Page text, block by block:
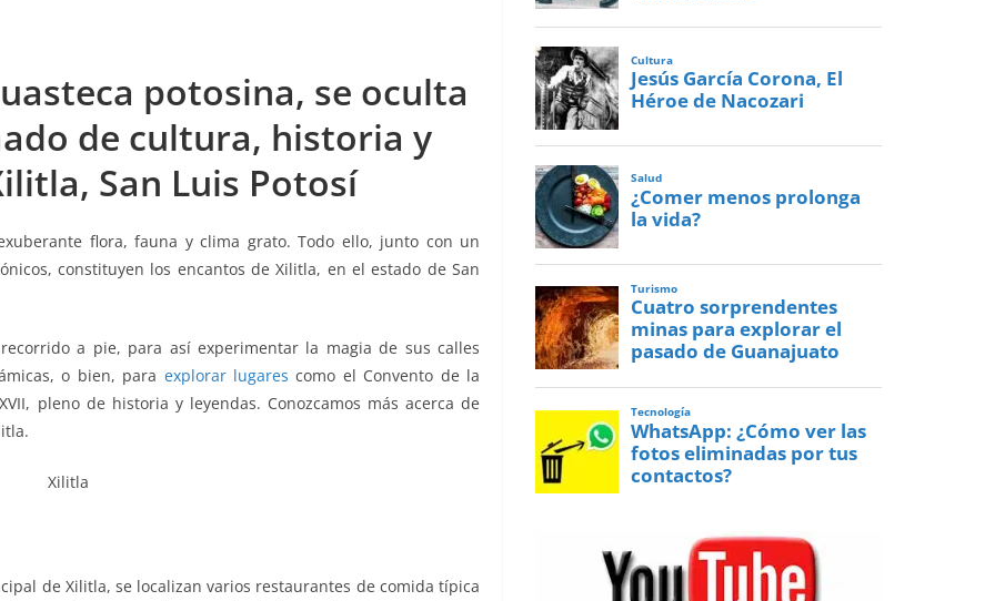
potosina, se oculta
de cultura, historia y
San Luis Potosí
flora, fauna y clima grato. Todo ello, junto con un
constituyen los encantos de Xilitla, en el estado de San
a pie, para así experimentar la magia de sus calles
o bien, para explorar lugares como el Convento de la
pleno de historia y leyendas. Conozcamos más acerca de
de Xilitla, se localizan varios restaurantes de comida típica